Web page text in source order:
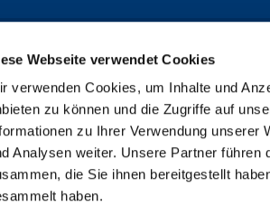
Webseite verwendet Cookies
verwenden Cookies, um Inhalte und
zu können und die Zugriffe auf
zu Ihrer Verwendung unserer
Analysen weiter. Unsere Partner
die Sie ihnen bereitgestellt
haben.
Pfarrei Bernhard Lichtenberg